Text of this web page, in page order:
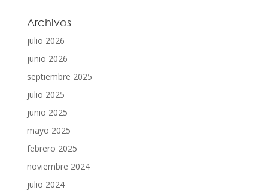
Archivos
julio 2026
junio 2026
septiembre 2025
julio 2025
junio 2025
mayo 2025
febrero 2025
noviembre 2024
julio 2024